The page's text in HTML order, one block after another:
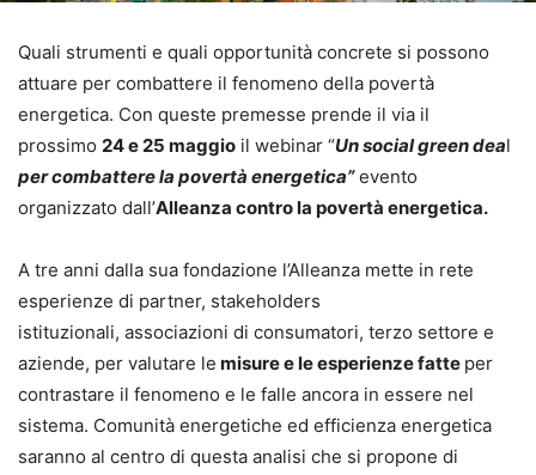
Quali strumenti e quali opportunità concrete si possono
attuare per combattere il fenomeno della povertà
energetica. Con queste premesse prende il via il
prossimo 24 e 25 maggio il webinar “Un social green deal
per combattere la povertà energetica”evento
organizzato dall’Alleanza contro la povertà energetica.
A tre anni dalla sua fondazione l’Alleanza mette in rete
esperienze di partner, stakeholders
istituzionali, associazioni di consumatori, terzo settore e
aziende, per valutare le misure e le esperienze fatte per
contrastare il fenomeno e le falle ancora in essere nel
sistema. Comunità energetiche ed efficienza energetica
saranno al centro di questa analisi che si propone di